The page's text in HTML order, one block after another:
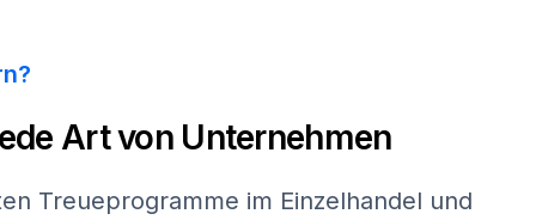
Art von Unternehmen
Treueprogramme im Einzelhandel und